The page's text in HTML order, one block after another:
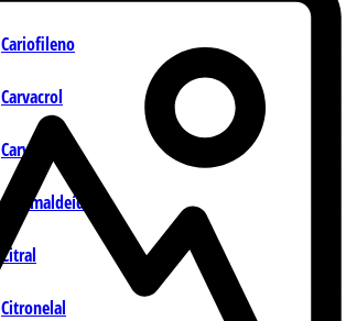
Cariofileno
Carvacrol
Carvona
Cinamaldeído
Citral
Citronelal